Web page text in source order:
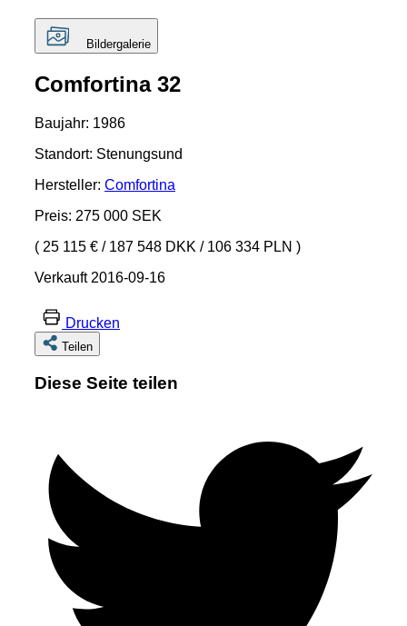
Bildergalerie
Comfortina 32
Baujahr: 1986
Standort: Stenungsund
Hersteller: Comfortina
Preis: 275 000 SEK
( 25 115 € /187 548 DKK /106 334 PLN )
Verkauft 2016-09-16
Drucken
Teilen
Diese Seite teilen